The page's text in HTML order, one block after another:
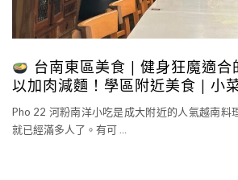
台南東區美食 | 健身狂魔適合
以加肉減麵！學區附近美食 | 小
Pho 22 河粉南洋小吃是成大附近的人氣越南料
就已經滿多人了。有可 …